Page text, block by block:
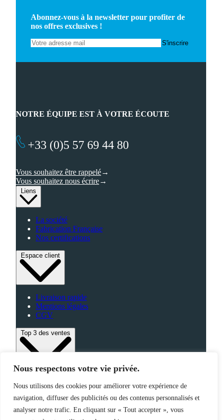
Nous respectons votre vie privée.
Nous utilisons des cookies pour améliorer votre expérience de
navigation, diffuser des publicités ou des contenus personnalisés et
analyser notre trafic. En cliquant sur « Tout accepter », vous
Abonnez-vous à la newsletter pour profiter de
nos offres exclusives !
Liens
La société
Fabrication Française
Nos certifications
Espace client
Livraison rapide
Mentions légales
CGV
Top 3 des ventes
High-Tech
Fabriqué en France
NOTRE ÉQUIPE EST À VOTRE ÉCOUTE
+33 (0)5 57 69 44 80
Vous souhaitez être rappelé
Vous souhaitez nous écrire